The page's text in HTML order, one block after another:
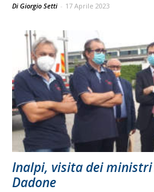
Di Giorgio Setti - 17 Aprile 2023
Inalpi, visita dei
Dadone